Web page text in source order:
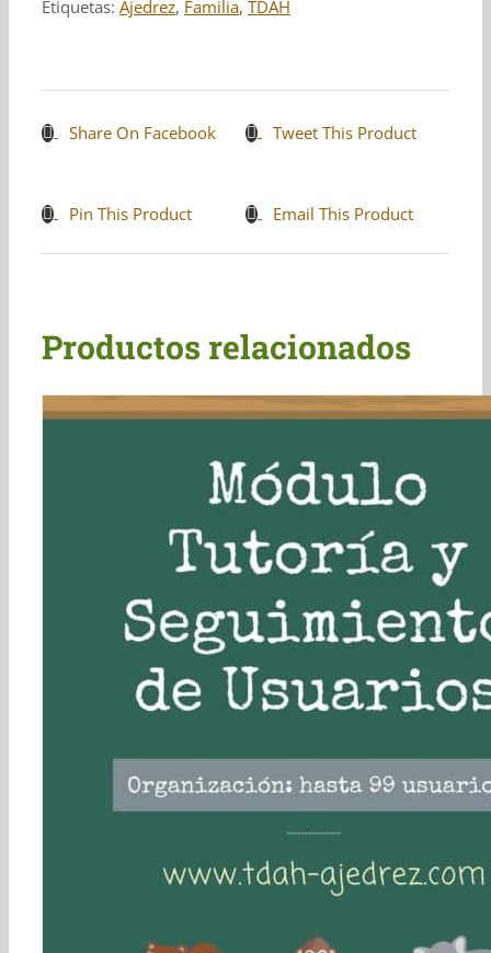
Etiquetas: Ajedrez, Familia, TDAH
Share On Facebook Tweet This Product
Pin This Product Email This Product
Productos relacionados